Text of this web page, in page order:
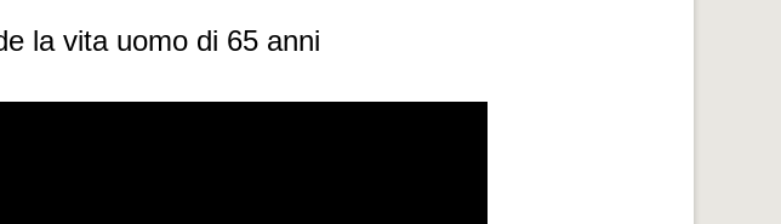
la vita uomo di 65 anni